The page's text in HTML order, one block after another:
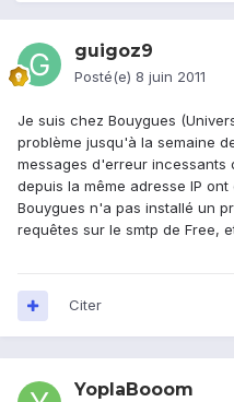
guigoz9
Posté(e) 8 juin 2011
Je suis chez Bouygues
problème jusqu'à la semaine
messages d'erreur incessants
depuis la même adresse IP
Bouygues n'a pas installé un
requêtes sur le smtp de Free,
Citer
YoplaBooom